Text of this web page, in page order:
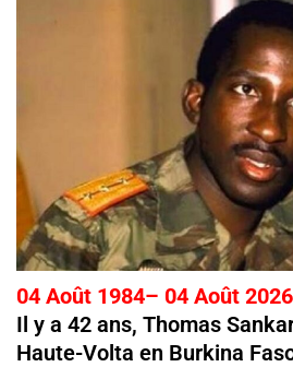
04 Août 1984– 04 Août 2026
Il y a 42 ans, Thomas
Haute-Volta en Burkina